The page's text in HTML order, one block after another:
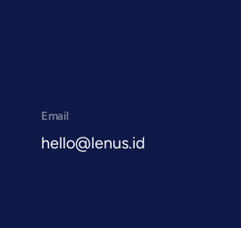
Email
hello@lenus.id